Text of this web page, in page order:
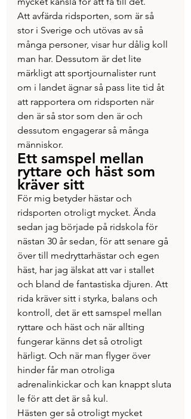
Att avfärda ridsporten, som är så
stor i Sverige och utövas av så
många personer, visar hur dålig koll
man har. Dessutom är det lite
märkligt att sportjournalister runt
om i landet ägnar så pass lite tid åt
att rapportera om ridsporten när
den är så stor som den är och
dessutom engagerar så många
människor.
Ett samspel mellan
ryttare och häst som
kräver sitt
För mig betyder hästar och
ridsporten otroligt mycket. Ända
sedan jag började på ridskola för
nästan 30 år sedan, för att senare gå
över till medryttarhästar och egen
häst, har jag älskat att var i stallet
och bland de fantastiska djuren. Att
rida kräver sitt i styrka, balans och
kontroll, det är ett samspel mellan
ryttare och häst och när allting
fungerar känns det så otroligt
härligt. Och när man flyger över
hinder får man otroliga
adrenalinkickar och kan knappt sluta
le för att det är så kul.
Hästen ger så otroligt mycket